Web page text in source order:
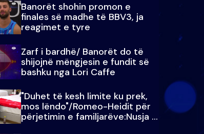
Banorët shohin promon e
finales së madhe të BBV3, ja
reagimet e tyre
Zarf i bardhë/ Banorët do të
shijojnë mëngjesin e fundit së
bashku nga Lori Caffe
"Duhet të kesh limite ku prek,
mos lëndo"/Romeo-Heidit për
përjetimin e familjarëve:Nusja e
Julit…